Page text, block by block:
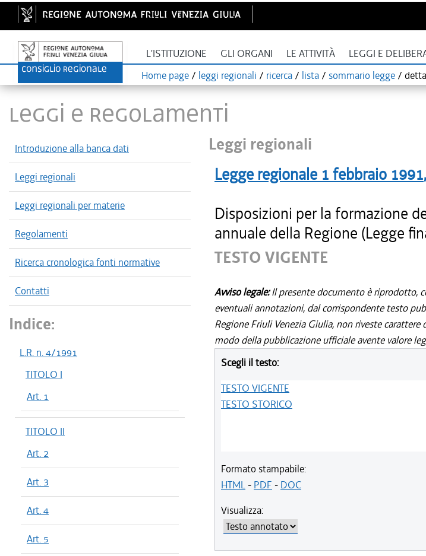
L'ISTITUZIONE GLI ORGANI LE ATTIVITÀ LEGGI E
Home page / leggi regionali / ricerca / lista / sommario legge /
LEGGI E REGOLAMENTI
Introduzione alla banca dati
Leggi regionali
Leggi regionali per materie
Regolamenti
Ricerca cronologica fonti normative
Contatti
Indice:
L.R. n. 4/1991
TITOLO I
Art. 1
TITOLO II
Art. 2
Art. 3
Art. 4
Art. 5
Leggi regionali
Legge regionale 1 febbraio 1991
Disposizioni per la formazione
annuale della Regione (Legge
TESTO VIGENTE
Avviso legale:Il presente documento è riprodotto,
eventuali annotazioni, dal corrispondente testo
Regione Friuli Venezia Giulia, non riveste
modo della pubblicazione ufficiale avente valore
Scegli il testo:
TESTO VIGENTE
TESTO STORICO
Formato stampabile:
HTML- PDF - DOC
Visualizza: